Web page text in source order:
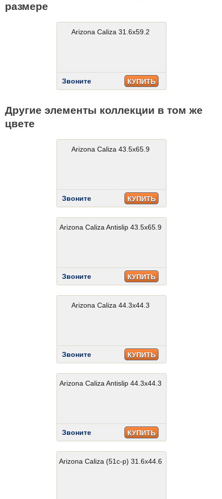
размере
Arizona Caliza 31.6x59.2
Звоните КУПИТЬ
Другие элементы коллекции в том же
цвете
Arizona Caliza 43.5x65.9
Звоните КУПИТЬ
Arizona Caliza Antislip 43.5x65.9
Звоните КУПИТЬ
Arizona Caliza 44.3x44.3
Звоните КУПИТЬ
Arizona Caliza Antislip 44.3x44.3
Звоните КУПИТЬ
Arizona Caliza (51c-p) 31.6x44.6